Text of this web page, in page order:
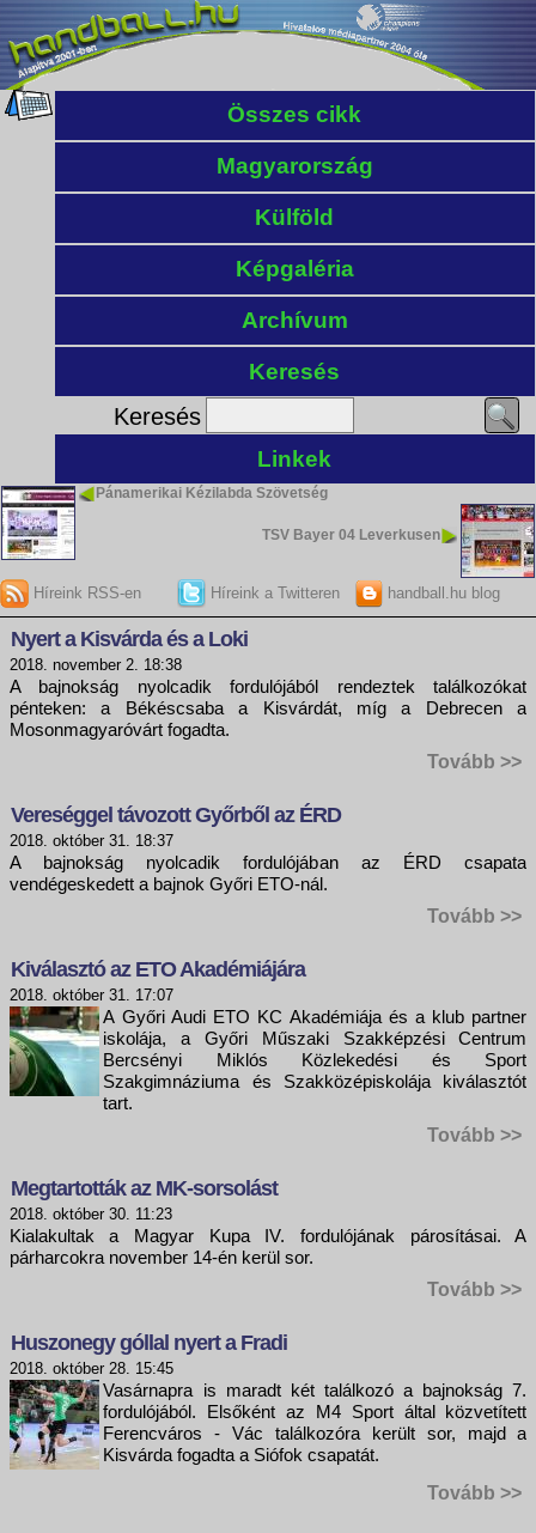
Összes cikk
Magyarország
Külföld
Képgaléria
Archívum
Keresés
Keresés
Linkek
Pánamerikai Kézilabda Szövetség
TSV Bayer 04 Leverkusen
Híreink RSS-en Híreink a Twitteren handball.hu blog
Nyert a Kisvárda és a Loki
2018. november 2. 18:38
A bajnokság nyolcadik fordulójából rendeztek találkozókat
pénteken: a Békéscsaba a Kisvárdát, míg a Debrecen a
Mosonmagyaróvárt fogadta.
Tovább >>
Vereséggel távozott Győrből az ÉRD
2018. október 31. 18:37
A bajnokság nyolcadik fordulójában az ÉRD csapata
vendégeskedett a bajnok Győri ETO-nál.
Tovább >>
Kiválasztó az ETO Akadémiájára
2018. október 31. 17:07
A Győri Audi ETO KC Akadémiája és a klub partner
iskolája, a Győri Műszaki Szakképzési Centrum
Bercsényi Miklós Közlekedési és Sport
Szakgimnáziuma és Szakközépiskolája kiválasztót
tart.
Tovább >>
Megtartották az MK-sorsolást
2018. október 30. 11:23
Kialakultak a Magyar Kupa IV. fordulójának párosításai. A
párharcokra november 14-én kerül sor.
Tovább >>
Huszonegy góllal nyert a Fradi
2018. október 28. 15:45
Vasárnapra is maradt két találkozó a bajnokság 7.
fordulójából. Elsőként az M4 Sport által közvetített
Ferencváros - Vác találkozóra került sor, majd a
Kisvárda fogadta a Siófok csapatát.
Tovább >>